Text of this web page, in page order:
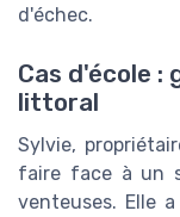
d'échec.
Cas d'école :
littoral
Sylvie,
faire face à un
venteuses. Elle